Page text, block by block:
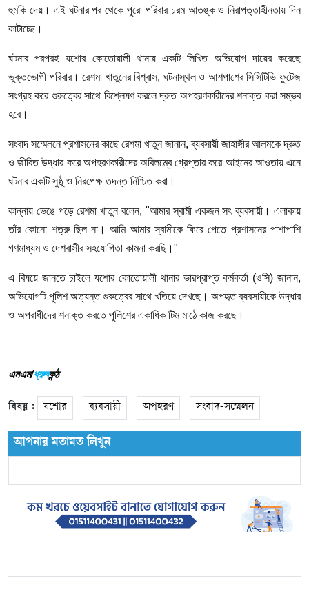
হুমকি দেয়। এই ঘটনার পর থেকে পুরো পরিবার চরম আতঙ্ক ও নিরাপত্তাহীনতায় দিন
কাটাচ্ছে।
ঘটনার পরপরই যশোর কোতোয়ালী থানায় একটি লিখিত অভিযোগ দায়ের করেছে
ভুক্তভোগী পরিবার। রেশমা খাতুনের বিশ্বাস, ঘটনাস্থল ও আশপাশের সিসিটিভি ফুটেজ
সংগ্রহ করে গুরুত্বের সাথে বিশ্লেষণ করলে দ্রুত অপহরণকারীদের শনাক্ত করা সম্ভব
হবে।
সংবাদ সম্মেলনে প্রশাসনের কাছে রেশমা খাতুন জানান, ব্যবসায়ী জাহাঙ্গীর আলমকে দ্রুত
ও জীবিত উদ্ধার করে অপহরণকারীদের অবিলম্বে গ্রেপ্তার করে আইনের আওতায় এনে
ঘটনার একটি সুষ্ঠু ও নিরপেক্ষ তদন্ত নিশ্চিত করা।
কান্নায় ভেঙে পড়ে রেশমা খাতুন বলেন, "আমার স্বামী একজন সৎ ব্যবসায়ী। এলাকায়
তাঁর কোনো শত্রু ছিল না। আমি আমার স্বামীকে ফিরে পেতে প্রশাসনের পাশাপাশি
গণমাধ্যম ও দেশবাসীর সহযোগিতা কামনা করছি।"
এ বিষয়ে জানতে চাইলে যশোর কোতোয়ালী থানার ভারপ্রাপ্ত কর্মকর্তা (ওসি) জানান,
অভিযোগটি পুলিশ অত্যন্ত গুরুত্বের সাথে খতিয়ে দেখছে। অপহৃত ব্যবসায়ীকে উদ্ধার
ও অপরাধীদের শনাক্ত করতে পুলিশের একাধিক টিম মাঠে কাজ করছে।
এনএম/ধ্রুবকন্ঠ
বিষয় : যশোর ব্যবসায়ী অপহরণ সংবাদ-সম্মেলন
আপনার মতামত লিখুন